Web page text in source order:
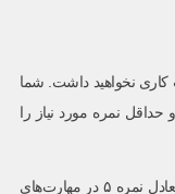
کاری نخواهید داشت. شما
نمره مورد نیاز را
حداقل نمره CLB 5 (معادل نمره ۵ در مهارت‌های